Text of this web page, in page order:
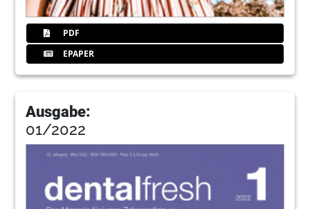
PDF
EPAPER
Ausgabe:
01/2022